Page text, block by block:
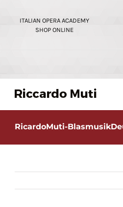
ITALIAN OPERA ACADEMY
SHOP ONLINE
RicardoMuti-